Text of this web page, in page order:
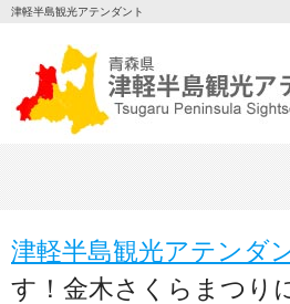
津軽半島観光アテンダント
津軽半島観光アテンダ
す！金木さくらまつり